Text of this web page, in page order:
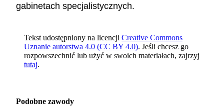
gabinetach specjalistycznych.
Tekst udostępniony na licencji Creative Commons
Uznanie autorstwa 4.0 (CC BY 4.0). Jeśli chcesz go
rozpowszechnić lub użyć w swoich materiałach, zajrzyj
tutaj.
Podobne zawody